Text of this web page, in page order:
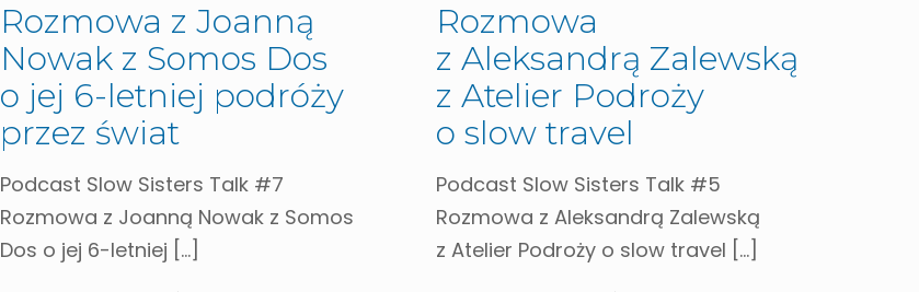
Rozmowa z Joanną
Nowak z Somos Dos
o jej 6-letniej podróży
przez świat
Podcast Slow Sisters Talk #7
Rozmowa z Joanną Nowak z Somos
Dos o jej 6-letniej […]
Rozmowa
z Aleksandrą Zalewską
z Atelier Podroży
o slow travel
Podcast Slow Sisters Talk #5
Rozmowa z Aleksandrą Zalewską
z Atelier Podroży o slow travel […]